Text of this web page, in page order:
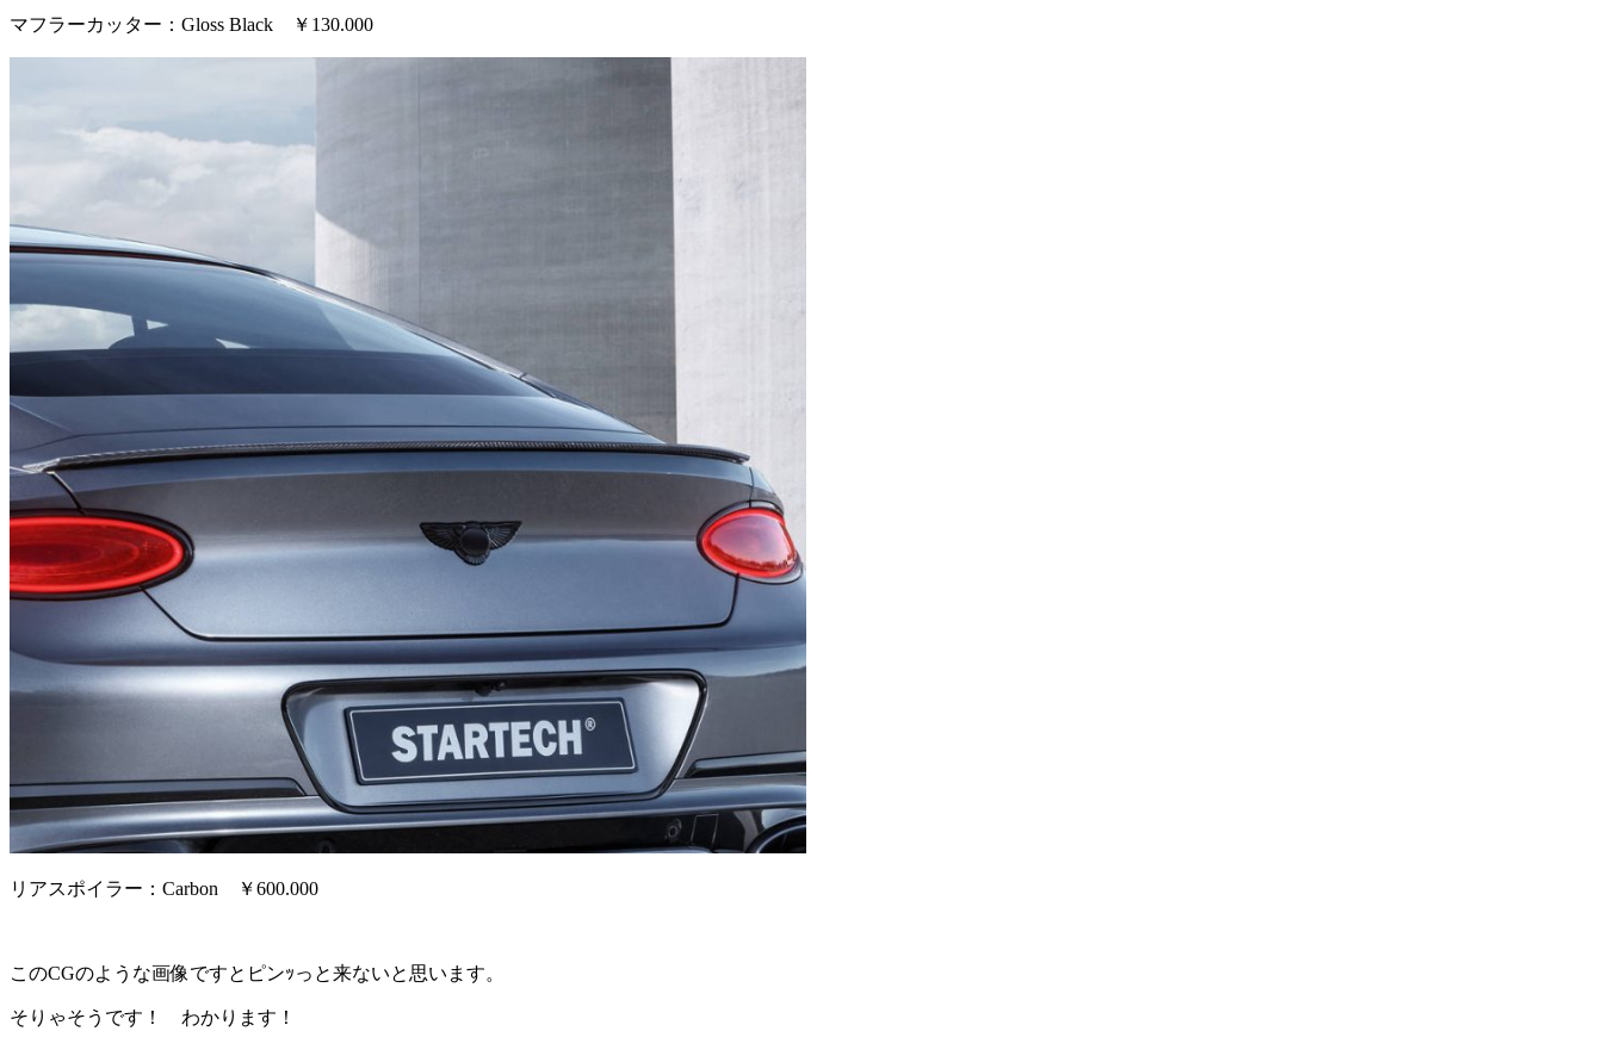
マフラーカッター：Gloss Black ￥130.000
リアスポイラー：Carbon ￥600.000
このCGのような画像ですとピンｯっと来ないと思います。
そりゃそうです！ わかります！